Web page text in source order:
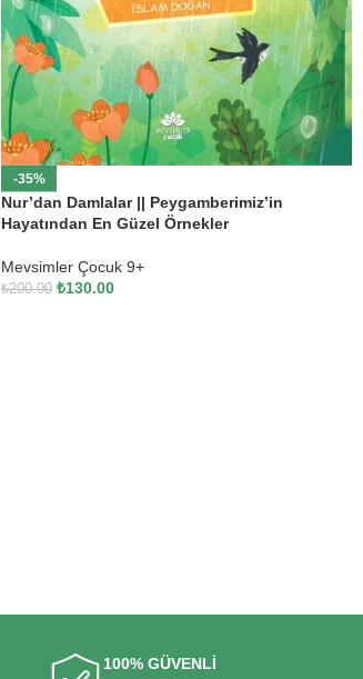
-35%
Nur’dan Damlalar || Peygamberimiz’in
Hayatından En Güzel Örnekler
Mevsimler Çocuk 9+
₺200.00 ₺130.00
100% GÜVENLİ